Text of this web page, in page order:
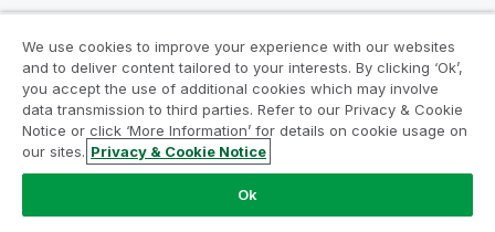
Yasal sözleşmeler
Ürün Koşulları
Legal Policies
Legal Policies
Kullanım koşulları
Ticari markalar
Do Not Share My Info
Telif Hakkı © 1993-2026 QlikTech International AB. Tüm
We use cookies to improve your experience with our websites
and to deliver content tailored to your interests. By clicking ‘Ok’,
you accept the use of additional cookies which may involve
data transmission to third parties. Refer to our Privacy & Cookie
Notice or click ‘More Information’ for details on cookie usage on
our sites. Privacy & Cookie Notice
Ok